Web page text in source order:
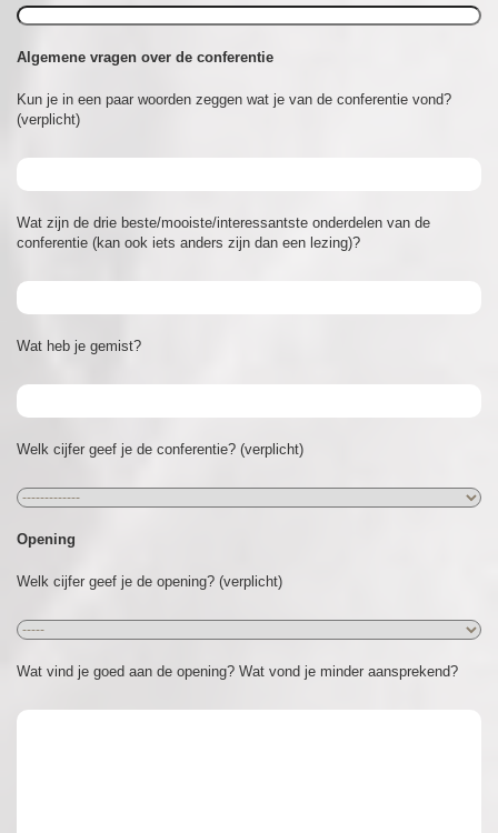
Algemene vragen over de conferentie
Kun je in een paar woorden zeggen wat je van de conferentie vond?
(verplicht)
Wat zijn de drie beste/mooiste/interessantste onderdelen van de
conferentie (kan ook iets anders zijn dan een lezing)?
Wat heb je gemist?
Welk cijfer geef je de conferentie? (verplicht)
Opening
Welk cijfer geef je de opening? (verplicht)
Wat vind je goed aan de opening? Wat vond je minder aansprekend?